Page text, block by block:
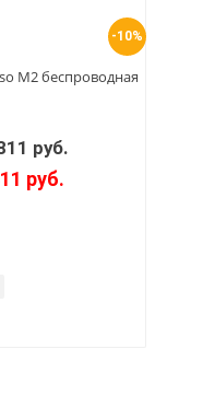
-10%
M2 беспроводная
руб.
руб.